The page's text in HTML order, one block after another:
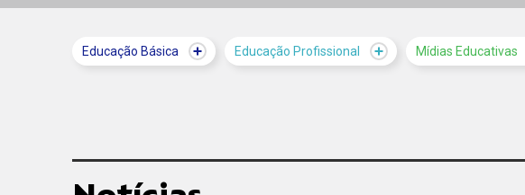
Educação Básica Educação Profissional Mídias Educativas